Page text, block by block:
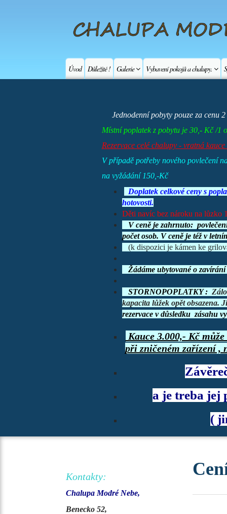
Úvod Důležité ! Galerie Vybavení pokojů a chalupy.
Jednodenní pobyty pouze za cenu
Místní poplatek z pobytu je 30,- Kč /1
Rezervace celé chalupy - vratná
V případě potřeby nového povlečení
na vyžádání 150,-Kč
Doplatek celkové ceny s
hotovosti.
Děti navíc bez nároku na lůzko
V ceně je zahrnuto:
počet osob. V ceně je též v
(k dispozici je kámen ke
Žádáme ubytované o zavírání
STORNOPOPLATKY :
kapacita lůžek opět obsazena.
rezervace v důsledku zásahu
Kauce 3.000,- Kč
při zničeném zařízení ,
a je treba jej
(
Kontakty:
Chalupa Modré Nebe,
Benecko 52,